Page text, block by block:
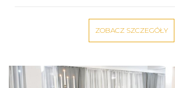
ZOBACZ SZCZEGÓŁY